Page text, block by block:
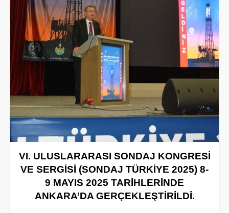
VI. ULUSLARARASI SONDAJ KONGRESİ
VE SERGİSİ (SONDAJ TÜRKİYE 2025) 8-
9 MAYIS 2025 TARİHLERİNDE
ANKARA’DA GERÇEKLEŞTİRİLDİ.